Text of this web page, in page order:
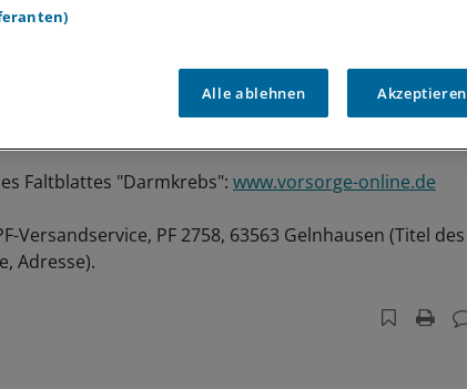
Faltblattes "Darmkrebs": www.vorsorge-online.de
Versandservice, PF 2758, 63563 Gelnhausen (Titel des
Adresse).
Alle ablehnen Akzeptieren